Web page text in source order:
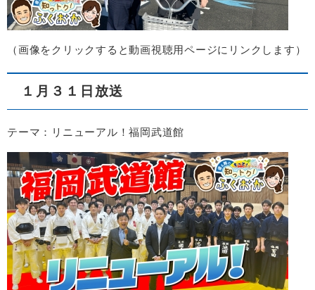
（画像をクリックすると動画視聴用ページにリンクします）
１月３１日放送
テーマ：リニューアル！福岡武道館